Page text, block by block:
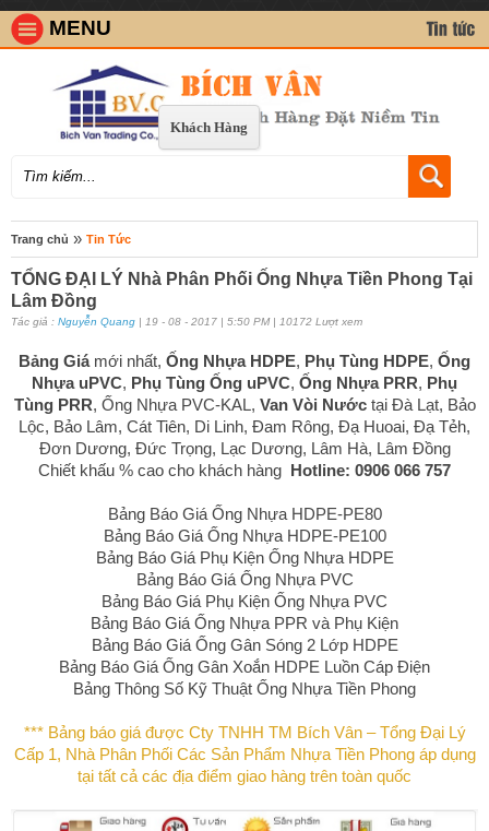
MENU
Khách Hàng
Trang chủ » Tin Tức
TỔNG ĐẠI LÝ Nhà Phân Phối Ống Nhựa Tiền Phong Tại
Lâm Đồng
Tác giả : Nguyễn Quang | 19 - 08 - 2017 | 5:50 PM | 10172 Lượt xem
Bảng Giámới nhất, Ống Nhựa HDPE, Phụ Tùng HDPE, Ống
Nhựa uPVC, Phụ Tùng Ống uPVC, Ống Nhựa PRR, Phụ
Tùng PRR, Ống Nhựa PVC-KAL, Van Vòi Nướctại Đà Lạt, Bảo
Lộc, Bảo Lâm, Cát Tiên, Di Linh, Đam Rông, Đạ Huoai, Đạ Tẻh,
Đơn Dương, Đức Trọng, Lạc Dương, Lâm Hà, Lâm Đồng
Chiết khấu % cao cho khách hàng Hotline: 0906 066 757
Bảng Báo Giá Ống Nhựa HDPE-PE80
Bảng Báo Giá Ống Nhựa HDPE-PE100
Bảng Báo Giá Phụ Kiện Ống Nhựa HDPE
Bảng Báo Giá Ống Nhựa PVC
Bảng Báo Giá Phụ Kiện Ống Nhựa PVC
Bảng Báo Giá Ống Nhựa PPR và Phụ Kiện
Bảng Báo Giá Ống Gân Sóng 2 Lớp HDPE
Bảng Báo Giá Ống Gân Xoắn HDPE Luồn Cáp Điện
Bảng Thông Số Kỹ Thuật Ống Nhựa Tiền Phong
*** Bảng báo giá được Cty TNHH TM Bích Vân – Tổng Đại Lý
Cấp 1, Nhà Phân Phối Các Sản Phẩm Nhựa Tiền Phong áp dụng
tại tất cả các địa điểm giao hàng trên toàn quốc